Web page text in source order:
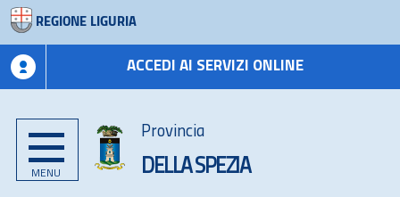
REGIONE LIGURIA
ACCEDI AI SERVIZI ONLINE
MENU
Provincia
DELLA SPEZIA